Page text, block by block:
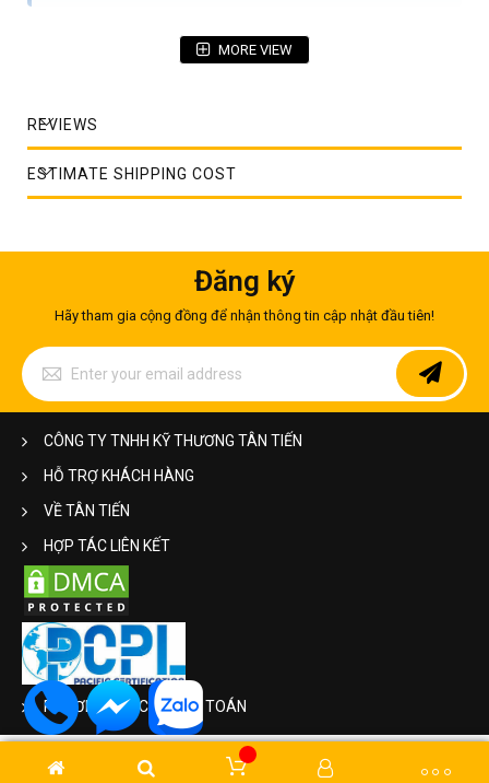
Giới thiệu tổng quan về bồn bể inox và tầm quan trọng
trong công nghiệp
Những tính năng ưu việt và nổi bật của bồn bể inox
Tân Tiến
Phân loại các dòng bồn bể inox phổ biến và kiểu dáng
thiết kế tại Tân Tiến
Tiêu chuẩn chất lượng, độ bền và ưu điểm kinh tế của
bồn bể inox
Bảng báo giá tham khảo mới nhất các dòng bồn bể
bồn bể inox chất lượng cao
Thông tin liên hệ tư vấn kỹ thuật & báo giá chi tiết
1. Giới thiệu tổng quan về bồn bể
inox và tầm quan trọng trong công
nghiệp
Ngày nay, để thuận tiện cho việc chứa đựng các hóa chất công
nghiệp, xăng, dầu, chứa nước cho hoạt động sản xuất kinh
doanh… người ta thường có xu hướng tìm kiếm một thiết bị có
khả năng đáp ứng được những tiêu chí khắt khe trong lĩnh vực
này. Đó chính là bồn bể inox!
MORE VIEW
REVIEWS
ESTIMATE SHIPPING COST
Đăng ký
Hãy tham gia cộng đồng để nhận thông tin cập nhật đầu tiên!
Sign
Up
for
Our
Newsletter:
CÔNG TY TNHH KỸ THƯƠNG TÂN TIẾN
HỖ TRỢ KHÁCH HÀNG
VỀ TÂN TIẾN
HỢP TÁC LIÊN KẾT
PHƯƠNG THỨC THANH TOÁN